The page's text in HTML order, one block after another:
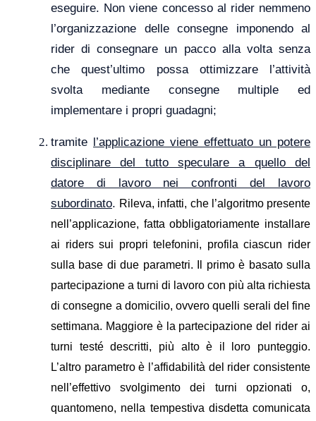
eseguire. Non viene concesso al rider nemmeno
l’organizzazione delle consegne imponendo al
rider di consegnare un pacco alla volta senza
che quest’ultimo possa ottimizzare l’attività
svolta mediante consegne multiple ed
implementare i propri guadagni;
tramite l’applicazione viene effettuato un potere
disciplinare del tutto speculare a quello del
datore di lavoro nei confronti del lavoro
subordinato. Rileva, infatti, che l’algoritmo presente
nell’applicazione, fatta obbligatoriamente insta llare
ai riders sui propri telefonini, profila ciascun rider
sulla base di due parametri. Il primo è basato sulla
partecipazione a turni di lavoro con più alta richiesta
di consegne a domicilio, ovvero quelli serali del fine
settimana. Maggiore è la partecipazione del rider ai
turni testé descritti, più alto è il loro punteggio.
L’altro parametro è l’affidabilità del rider consistente
nell’effettivo svolgimento dei turni opzionati o,
quantomeno, nella tempestiva disdetta comunicata